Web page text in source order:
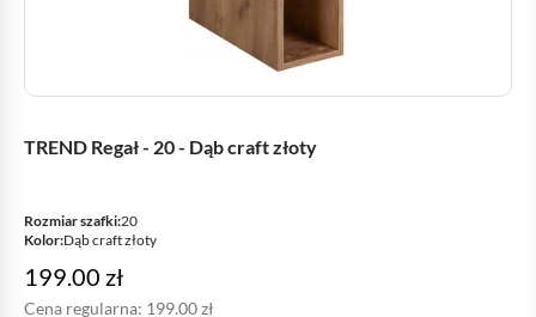
TREND Regał - 20 - Dąb craft złoty
Rozmiar szafki:20
Kolor:Dąb craft złoty
199.00 zł
Cena regularna: 199.00zł